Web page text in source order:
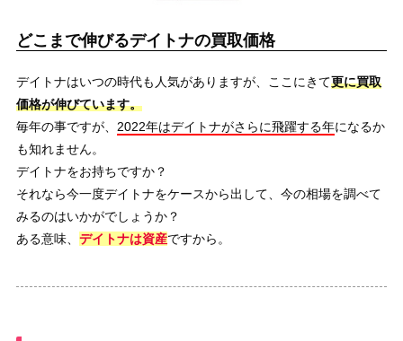
どこまで伸びるデイトナの買取価格
デイトナはいつの時代も人気がありますが、ここにきて更に買取
価格が伸びています。
毎年の事ですが、2022年はデイトナがさらに飛躍する年になるか
も知れません。
デイトナをお持ちですか？
それなら今一度デイトナをケースから出して、今の相場を調べて
みるのはいかがでしょうか？
ある意味、デイトナは資産ですから。